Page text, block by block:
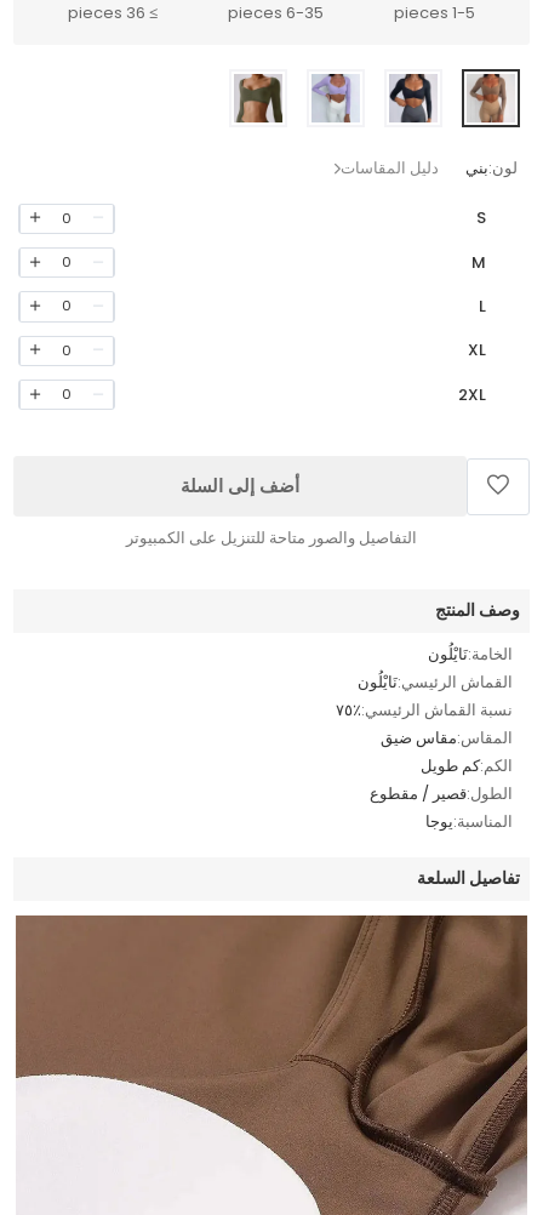
1-5 pieces
6-35 pieces
≥ 36 pieces
لون:بني دليل المقاسات
S
0
M
0
L
0
XL
0
2XL
0
أضف إلى السلة
التفاصيل والصور متاحة للتنزيل على الكمبيوتر
وصف المنتج
الخامة:نَايْلُون
القماش الرئيسي:نَايْلُون
نسبة القماش الرئيسي:٪٧٥
المقاس:مقاس ضيق
الكم:كم طويل
الطول:قصير / مقطوع
المناسبة:يوجا
تفاصيل السلعة